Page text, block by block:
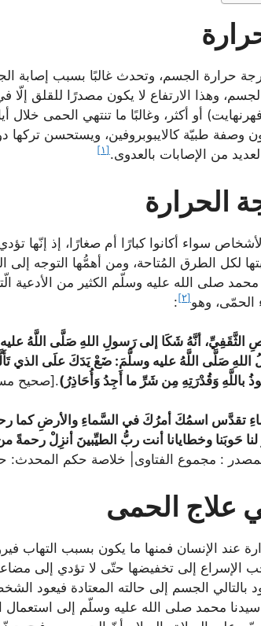
حرارة الجسم، وتحدث غالبًا بسبب إصابة
وهذا الارتفاع لا يكون مصدرًا للقلق
مئويّة (103 درجة فهرنهايت) أو أكثر، وغالبًا ما تنتهي الحمى
وصفة طبيّة كالايبوبروفين، ويستحسن تركها
من الإصابات بالعدوى. [١]
الحرارة
سواء أكانوا كبارًا أم صغارًا، إذ إنّها
لكل الطرق المُتاحة، ومن أهمُّها التوجه إلى
محمد صلى الله عليه وسلّم الكثير من الأدعية
الحمّى، وهو [٢] :
الثَّقَفِيِّ، أنَّهُ شَكَا إلى رَسولِ اللهِ صَلَّى اللَّهُ
اللهِ صَلَّى اللَّهُ عليه وسلَّمَ: ضَعْ يَدَكَ علَى الذي
باللَّهِ وَقُدْرَتِهِ مِن شَرِّ ما أَجِدُ وَأُحَاذِرُ).[صحيح
تقدَّس اسمُكَ أمرُكَ في السَّماءِ والأرضِ كما
حَوبَنا وخطايانا أنت ربُّ الطيِّبينَ أنزِلْ
: مجموع الفتاوى| خلاصة حكم
علاج الحمى
عند الإنسان فمنها ما يكون بسبب التهاب
الإسراع إلى تخفيضها حتّى لا تؤدي إلى
بالتالي الجسم إلى حالته المعتادة فيعود
محمد صلى الله عليه وسلّم إلى استعمال